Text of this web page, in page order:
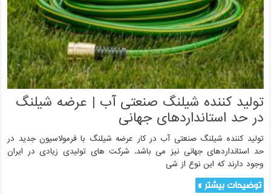
تولید کننده شیلنگ صنعتی آب | عرضه شیلنگ
در حد استانداردهای جهانی
تولید کننده شیلنگ صنعتی آب در کار عرضه شیلنگ با فرمولاسیون جدید در
حد استانداردهای جهانی نیز می باشد. شرکت های تولیدی زیادی در ایران
وجود دارند که این نوع از شی
توضیحات بیشتر »